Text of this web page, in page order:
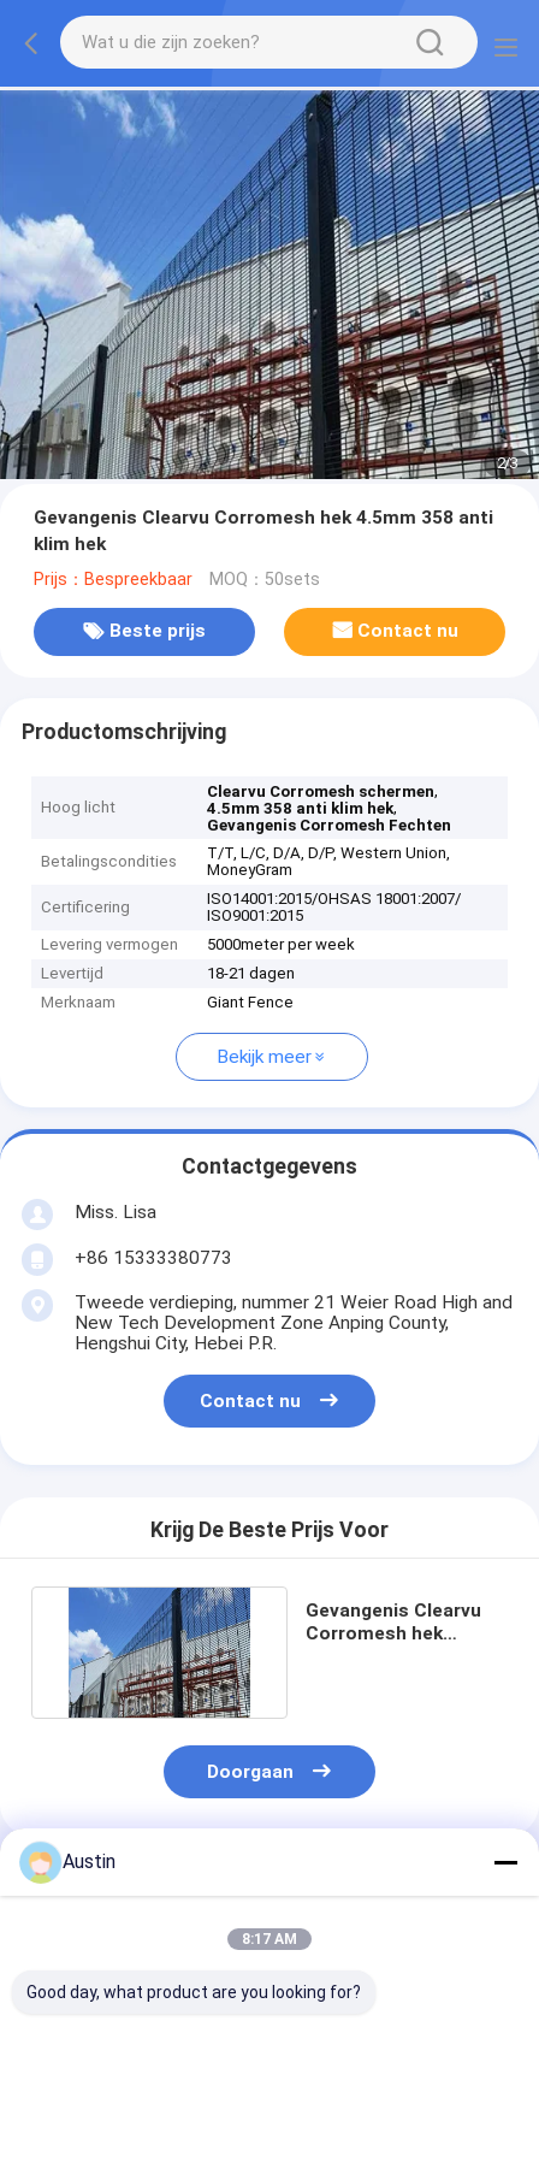
2/3
Gevangenis Clearvu Corromesh hek 4.5mm 358 anti
klim hek
Prijs：Bespreekbaar MOQ：50sets
Beste prijs Contact nu
Productomschrijving
Hoog licht
Clearvu Corromesh schermen,
4.5mm 358 anti klim hek,
Gevangenis Corromesh Fechten
Betalingscondities
T/T, L/C, D/A, D/P, Western Union,
MoneyGram
Certificering
ISO14001:2015/OHSAS 18001:2007/
ISO9001:2015
Levering vermogen
5000meter per week
Levertijd
18-21 dagen
Merknaam
Giant Fence
Bekijk meer
Contactgegevens
Miss. Lisa
+86 15333380773
Tweede verdieping, nummer 21 Weier Road High and
New Tech Development Zone Anping County,
Hengshui City, Hebei P.R.
Contact nu
Krijg De Beste Prijs Voor
Gevangenis Clearvu
Corromesh hek
Doorgaan
Geadviseerde Producten
Austin
8:17 AM
Good day, what product are you looking for?